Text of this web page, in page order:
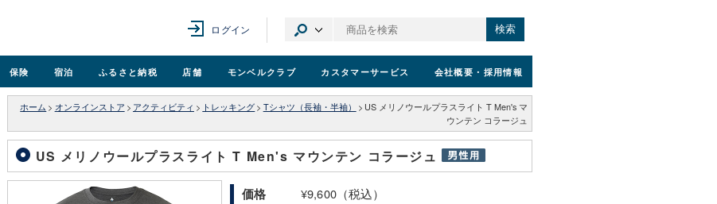
ログイン 検索
保険 宿泊 ふるさと納税 店舗 モンベルクラブ カスタマーサービス 会社概要 ・採用情報
ホーム > オンラインストア > アクティビティ > トレッキング > Tシャツ（長袖・半袖） > US メリノウールプラスライト T Men's マ
ウンテン コラージュ
US メリノウールプラスライト T Men's マウンテン コラージュ
価格 ¥9,600（税込）